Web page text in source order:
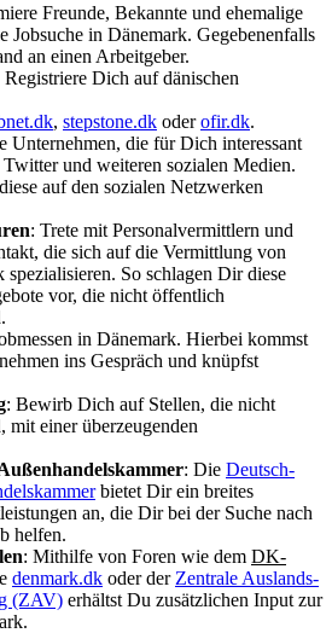
Freunde, Bekannte und ehemalige
Jobsuche in Dänemark. Gegebenenfalls
an einen Arbeitgeber.
Registriere Dich auf dänischen
, stepstone.dk oderofir.dk.
Unternehmen, die für Dich interessant
und weiteren sozialen Medien.
auf den sozialen Netzwerken
: Trete mit Personalvermittlern und
die sich auf die Vermittlung von
spezialisieren. So schlagen Dir diese
vor, die nicht öffentlich
in Dänemark. Hierbei kommst
ins Gespräch und knüpfst
: Bewirb Dich auf Stellen, die nicht
mit einer überzeugenden
: Die Deutsch-
bietet Dir ein breites
an, die Dir bei der Suche nach
helfen.
: Mithilfe von Foren wie dem DK-
denmark.dk oder der Zentrale Auslands-
(ZAV) erhältst Du zusätzlichen Input zur